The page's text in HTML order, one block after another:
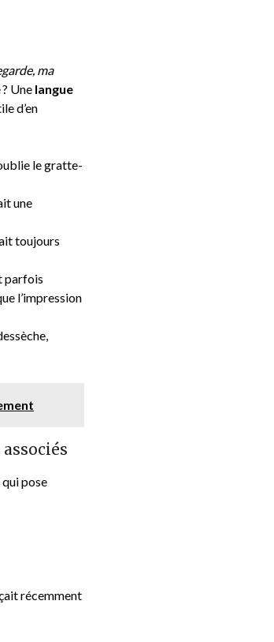
ma
Une langue
d’en
le gratte-
une
toujours
parfois
l’impression
qui pose
récemment